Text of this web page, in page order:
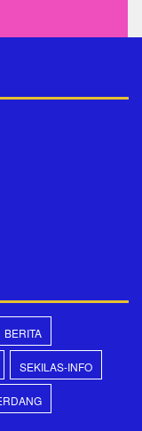
BERITA
SEKILAS-INFO